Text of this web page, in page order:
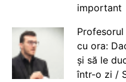
important
cu ora:
și să le
într-o zi /